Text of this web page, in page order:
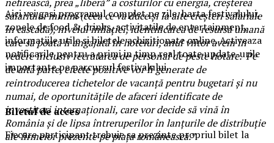
salariului minim (ceea ce va duce și la alte creșteri salariale
în cascadă), nivelul inflației, identificarea de resursă umană
care să poată fi angajată în hoteluri, anul viitor avem în
vedere inclusiv recrutarea de personal de peste hotare. Pe
de altă parte, efecte pozitive vor fi generate de
reintroducerea tichetelor de vacanță pentru bugetari și nu
numai, de oportunitățile de afaceri identificate de
investitori internaționali, care vor decide să vină în
România și de lipsa întreruperilor în lanțurile de distribuție
ale firmelor prezente pe piața românească.”
Aici vei gasi programul complet pe zile, harta festivalului,
zonele de food & drinks, activitatile de entertainment,
informatiile utile si biletele achizitionate online. Activeaza
notificarile pentru a primi in timp real toate update-urile
importante pe parcursul festivalului.
Biletul de acces
Fiecare participant trebuie sa prezinte propriul bilet la